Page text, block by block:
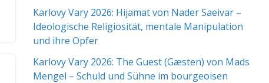
Karlovy Vary 2026: Hijamat von Nader Saeivar​​ –
Ideologische Religiosität, mentale Manipulation
und ihre Opfer
Karlovy Vary 2026: The Guest (Gæsten) von Mads
Mengel – Schuld und Sühne im bourgeoisen